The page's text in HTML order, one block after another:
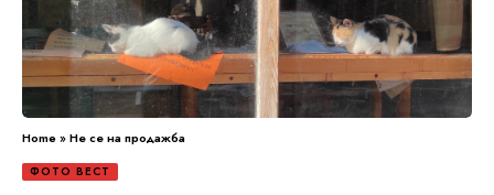
Home»Не се на продажба
ФОТО ВЕСТ